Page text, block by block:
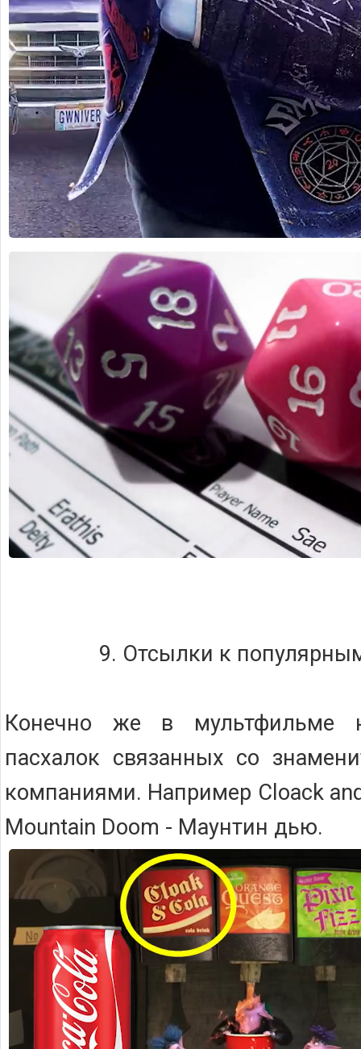
9. Отсылки к
Конечно же в мультфильме
пасхалок связанных со
компаниями. Например Cloack
Mountain Doom - Маунтин дью.